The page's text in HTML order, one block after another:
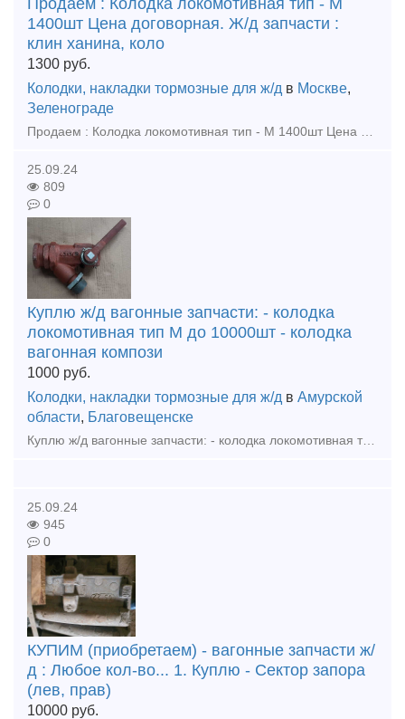
Продаем : Колодка локомотивная тип - М
1400шт Цена договорная. Ж/д запчасти :
клин ханина, коло
1300 руб.
Колодки, накладки тормозные для ж/д в Москве,
Зеленограде
Продаем : Колодка локомотивная тип - М 1400шт Цена договорная. Ж/д запчасти : клин ханина, колодка композиционная 25610-Н, сектор запора (лев, прав), аппарата поглощающий рт 12 ,поглощающ
25.09.24
809
0
Куплю ж/д вагонные запчасти: - колодка
локомотивная тип М до 10000шт - колодка
вагонная компози
1000 руб.
Колодки, накладки тормозные для ж/д в Амурской
области, Благовещенске
Куплю ж/д вагонные запчасти: - колодка локомотивная тип М до 10000шт - колодка вагонная композиционная 25610-Н до 10000шт - клин фрикционный СЧ35 м1698.00.003 до 5000шт Приобретаем на постоя
25.09.24
945
0
КУПИМ (приобретаем) - вагонные запчасти ж/
д : Любое кол-во... 1. Куплю - Сектор запора
(лев, прав)
10000 руб.